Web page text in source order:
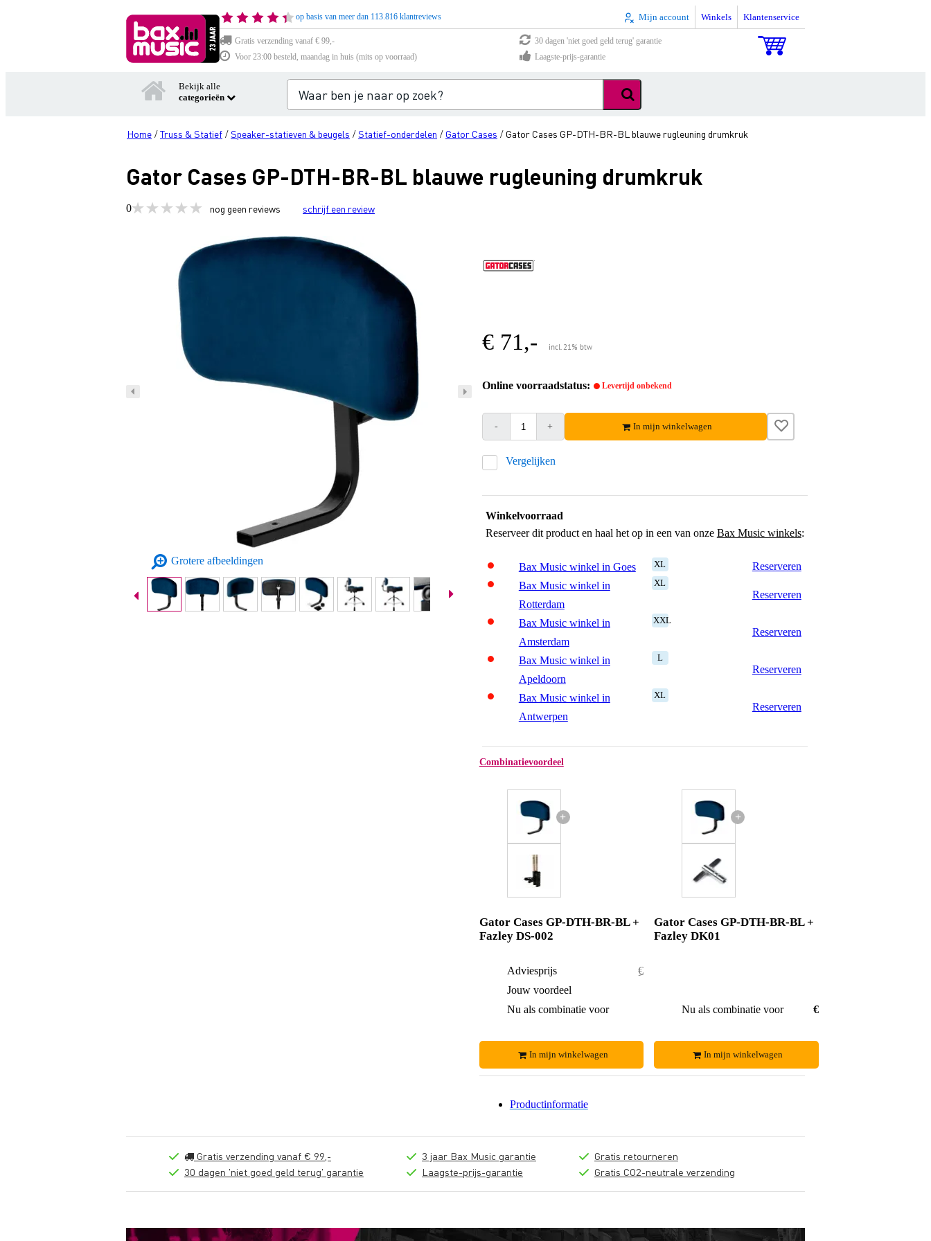
op basis van meer dan 113.816 klantreviews Mijn account Winkels Klantenservice
Gratis verzending vanaf € 99,-
30 dagen 'niet goed geld terug' garantie
Voor 23:00 besteld, maandag in huis (mits op voorraad)
Laagste-prijs-garantie
Bekijk alle
categorieën
Home /Truss & Statief /Speaker-statieven & beugels /Statief-onderdelen / Gator Cases / Gator Cases GP-DTH-BR-BL blauwe rugleuning drumkruk
Gator Cases GP-DTH-BR-BL blauwe rugleuning drumkruk
0 nog geen reviews schrijf een review
Grotere afbeeldingen
€ 71,- incl. 21% btw
Online voorraadstatus: Levertijd onbekend
- + In mijn winkelwagen
Vergelijken
Winkelvoorraad
Reserveer dit product en haal het op in een van onze Bax Music winkels:
Bax Music winkel in Goes XL
Reserveren
Bax Music winkel in
Rotterdam
XL
Reserveren
Bax Music winkel in
Amsterdam
XXL
Reserveren
Bax Music winkel in
Apeldoorn
L
Reserveren
Bax Music winkel in
Antwerpen
XL
Reserveren
Combinatievoordeel
+
Gator Cases GP-DTH-BR-BL +
Fazley DS-002
Adviesprijs
€ 78,50
Jouw voordeel
Nu als combinatie voor
In mijn winkelwagen
+
Gator Cases GP-DTH-BR-BL +
Fazley DK01
Nu als combinatie voor € 72,95
In mijn winkelwagen
Productinformatie
Gratis verzending vanaf € 99,-
30 dagen 'niet goed geld terug' garantie
3 jaar Bax Music garantie
Laagste-prijs-garantie
Gratis retourneren
Gratis CO2-neutrale verzending